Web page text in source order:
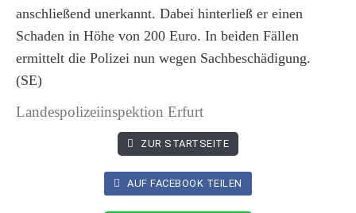
anschließend unerkannt. Dabei hinterließ er einen
Schaden in Höhe von 200 Euro. In beiden Fällen
ermittelt die Polizei nun wegen Sachbeschädigung.
(SE)
Landespolizeiinspektion Erfurt
ZUR STARTSEITE
AUF FACEBOOK TEILEN